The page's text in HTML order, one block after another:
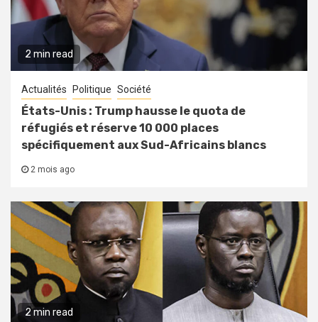
2 min read
Actualités Politique Société
États-Unis : Trump hausse le quota de
réfugiés et réserve 10 000 places
spécifiquement aux Sud-Africains blancs
2 mois ago
2 min read